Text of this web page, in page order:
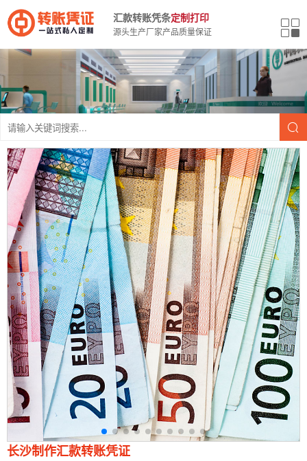
汇款转账凭条定制打印
源头生产厂家产品质量保证
长沙制作汇款转账凭证